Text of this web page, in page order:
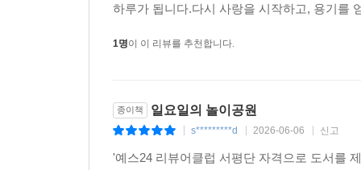
하루가 됩니다.다시 사랑을 시작하고, 용기를
1명이 이 리뷰를 추천합니다.
종이책 일요일의 놀이공원
s*********d 2026-06-06 신고
'예스24 리뷰어클럽 서평단 자격으로 도서를